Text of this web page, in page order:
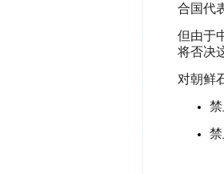
合国代
但由于
将否决
对朝鲜